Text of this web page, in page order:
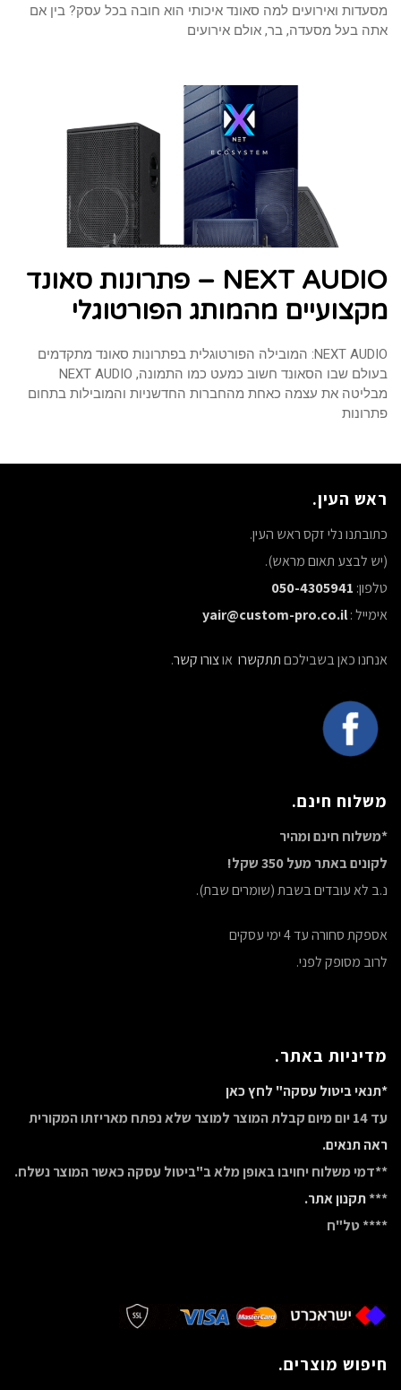
מסעדות ואירועים למה סאונד איכותי הוא חובה בכל עסק? בין אם
אתה בעל מסעדה, בר, אולם אירועים
NEXT AUDIO – פתרונות סאונד
מקצועיים מהמותג הפורטוגלי
NEXT AUDIO: המובילה הפורטוגלית בפתרונות סאונד מתקדמים
בעולם שבו הסאונד חשוב כמעט כמו התמונה, NEXT AUDIO
מבליטה את עצמה כאחת מהחברות החדשניות והמובילות בתחום
פתרונות
ראש העין.
כתובתנו נלי זקס ראש העין.
(יש לבצע תאום מראש).
טלפון: 050-4305941
אימייל :yair@custom-pro.co.il
אנחנו כאן בשבילכםתתקשרו אוצורו קשר.
משלוח חינם.
*משלוח חינם ומהיר
לקונים באתר מעל 350 שקל!
נ.ב לא עובדים בשבת (שומרים שבת).
אספקת סחורה עד 4 ימי עסקים
לרוב מסופק לפני.
מדיניות באתר.
*תנאי ביטול עסקה" לחץ כאן
עד 14 יום מיום קבלת המוצר למוצר שלא נפתח מאריזתו המקורית
ראה תנאים.
**דמי משלוח יחויבו באופן מלא ב"ביטול עסקה כאשר המוצר נשלח.
***תקנון אתר.
**** טל"ח
חיפוש מוצרים.